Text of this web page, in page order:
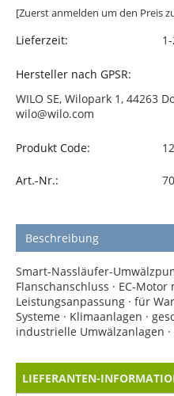
[Zuerst anmelden um den Preis
Lieferzeit:
Hersteller nach GPSR:
WILO SE, Wilopark 1, 44263
wilo@wilo.com
Produkt Code:
Art.-Nr.:
Beschreibung
Smart-Nassläufer-
Flanschanschluss · EC-
Leistungsanpassung · für
Systeme · Klimaanlagen ·
industrielle Umwälzanlagen
LIEFERANTEN-